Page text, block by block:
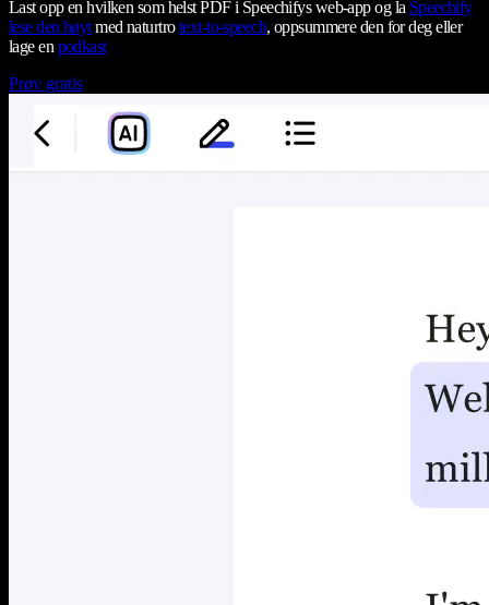
Last opp en hvilken som helst PDF i Speechifys web-app og la Speechify
lese den høytmed naturtrotext-to-speech, oppsummere den for deg eller
lage en podkast
Prøv gratis